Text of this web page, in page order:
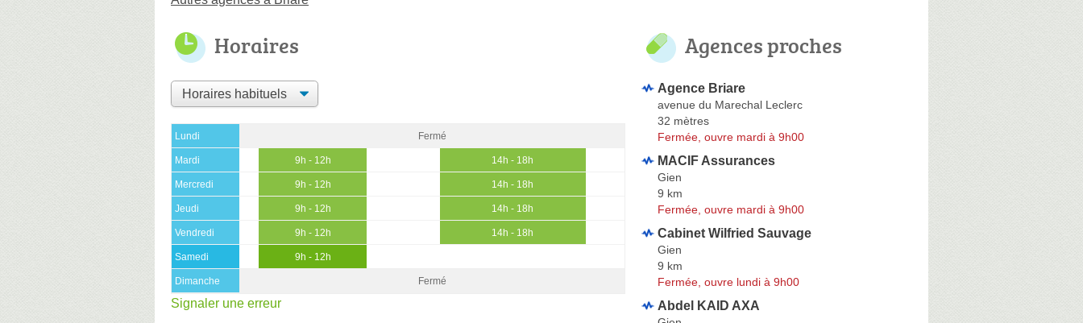
Horaires
Lundi Fermé
Mardi 9h - 12h 14h - 18h
Mercredi 9h - 12h 14h - 18h
Jeudi 9h - 12h 14h - 18h
Vendredi 9h - 12h 14h - 18h
Samedi 9h - 12h
Dimanche Fermé
Signaler une erreur
Agences proches
Agence Briare
avenue du Marechal Leclerc
32 mètres
Fermée, ouvre mardi à 9h00
MACIF Assurances
Gien
9 km
Fermée, ouvre mardi à 9h00
Cabinet Wilfried Sauvage
Gien
9 km
Fermée, ouvre lundi à 9h00
Abdel KAID AXA